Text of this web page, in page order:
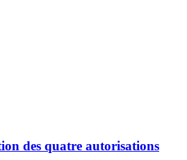
des quatre autorisations